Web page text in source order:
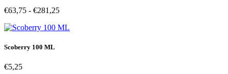
€63,75 - €281,25Prijsklasse:
tot
Scoberry 100 ML
€5,25